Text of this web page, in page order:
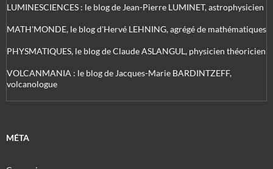
LUMINESCIENCES : le blog de Jean-Pierre LUMINET, astrophysicien
MATH'MONDE, le blog d'Hervé LEHNING, agrégé de mathématiques
PHYSMATIQUES, le blog de Claude ASLANGUL, physicien théoricien
VOLCANMANIA : le blog de Jacques-Marie BARDINTZEFF,
volcanologue
MÉTA